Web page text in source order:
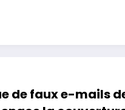
de faux e-mails